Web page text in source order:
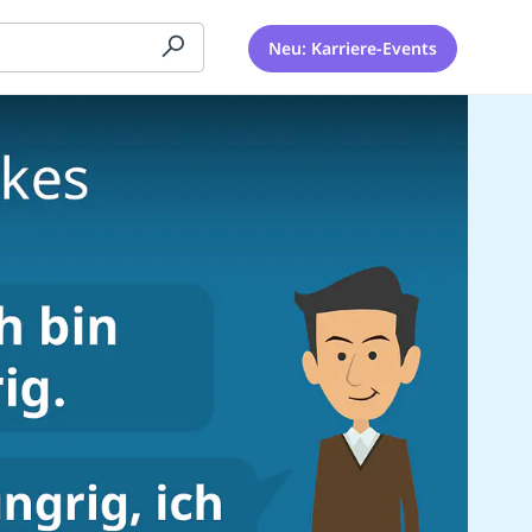
Neu: Karriere-Events